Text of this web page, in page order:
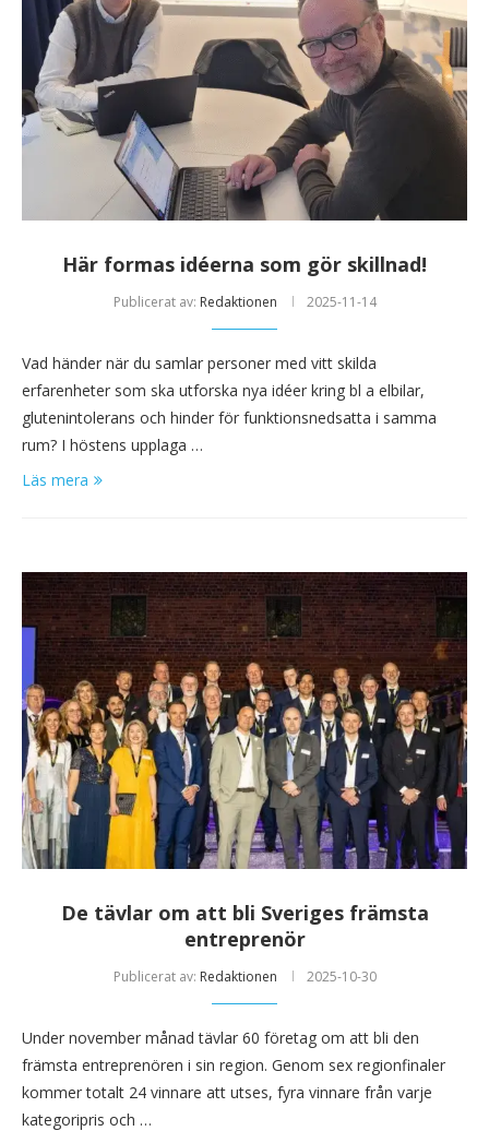
Här formas idéerna som gör skillnad!
Publicerat av: Redaktionen 2025-11-14
Vad händer när du samlar personer med vitt skilda
erfarenheter som ska utforska nya idéer kring bl a elbilar,
glutenintolerans och hinder för funktionsnedsatta i samma
rum? I höstens upplaga …
Läs mera
De tävlar om att bli Sveriges främsta
entreprenör
Publicerat av: Redaktionen 2025-10-30
Under november månad tävlar 60 företag om att bli den
främsta entreprenören i sin region. Genom sex regionfinaler
kommer totalt 24 vinnare att utses, fyra vinnare från varje
kategoripris och …